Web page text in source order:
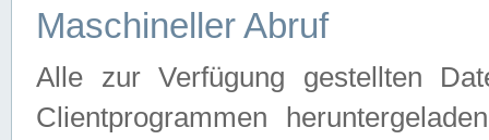
Maschineller Abruf
Alle zur Verfügung gestellten
Clientprogrammen